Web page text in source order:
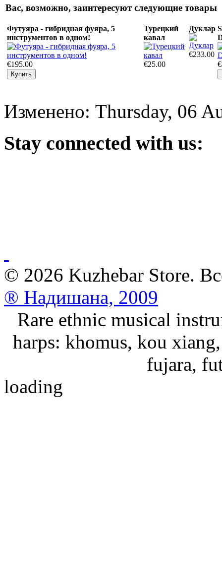
Вас, возможно, заинтересуют следующие товары
Футуяра - гибридная фуяра, 5
инструментов в одном!
€195.00
Турецкий
кавал
€25.00
Дуклар
€233.00
Изменено: Thursday, 06
Stay connected with us:
© 2026 Kuzhebar Store.
® Надишана, 2009
Rare ethnic musical
harps: khomus, kou
fujara,
loading